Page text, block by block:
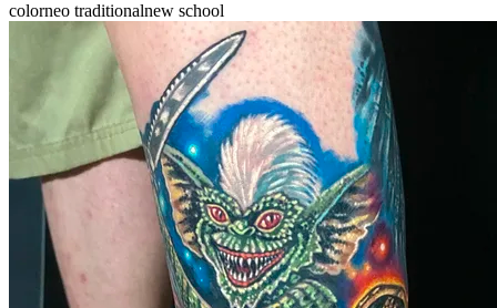
colorneo traditionalnew school